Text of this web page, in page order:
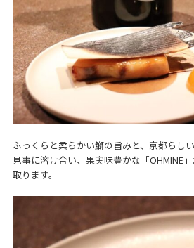
ふっくらと柔らかい鰤の旨みと、京都らし
見事に溶け合い、果実味豊かな「OHMINE
取ります。